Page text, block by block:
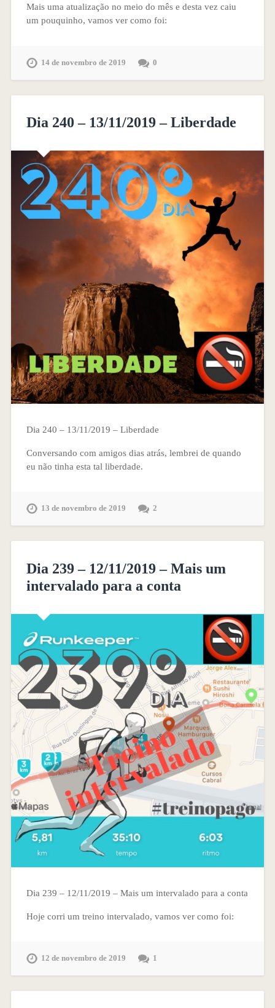
Mais uma atualização no meio do mês e desta vez caiu
um pouquinho, vamos ver como foi:
14 de novembro de 2019 0
Dia 240 – 13/11/2019 – Liberdade
Dia 240 – 13/11/2019 – Liberdade
Conversando com amigos dias atrás, lembrei de quando
eu não tinha esta tal liberdade.
13 de novembro de 2019 2
Dia 239 – 12/11/2019 – Mais um
intervalado para a conta
Dia 239 – 12/11/2019 – Mais um intervalado para a conta
Hoje corri um treino intervalado, vamos ver como foi:
12 de novembro de 2019 1